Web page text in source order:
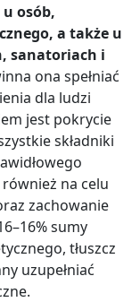
osób,
a także u
sanatoriach i
ona spełniać
dla ludzi
jest pokrycie
składniki
na celu
zachowanie
sumy
tłuszcz
uzupełniać